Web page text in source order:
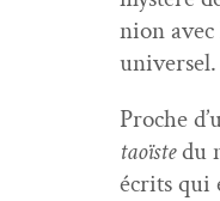
nion
universel.
Proche
taoïstedu
écrits qui